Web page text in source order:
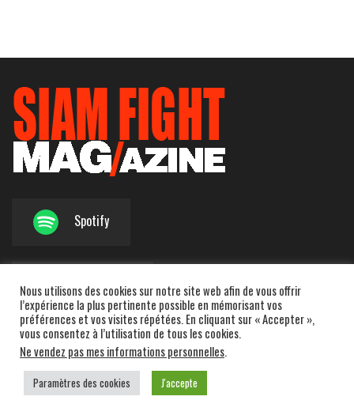
Spotify
Amazon Music
Apple Podcasts
Nous utilisons des cookies sur notre site web afin de vous offrir
l’expérience la plus pertinente possible en mémorisant vos
préférences et vos visites répétées. En cliquant sur « Accepter »,
vous consentez à l’utilisation de tous les cookies.
Ne vendez pas mes informations personnelles.
Paramètres des cookies J'accepte